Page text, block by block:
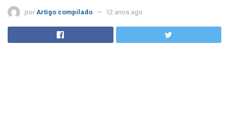
por Artigo compilado 12 anos ago